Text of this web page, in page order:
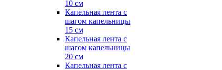
10 см
Капельная лента с
шагом капельницы
15 см
Капельная лента с
шагом капельницы
20 см
Капельная лента с